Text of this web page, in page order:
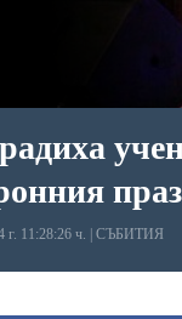
г. 11:28:26 ч. СЪБИТИЯ